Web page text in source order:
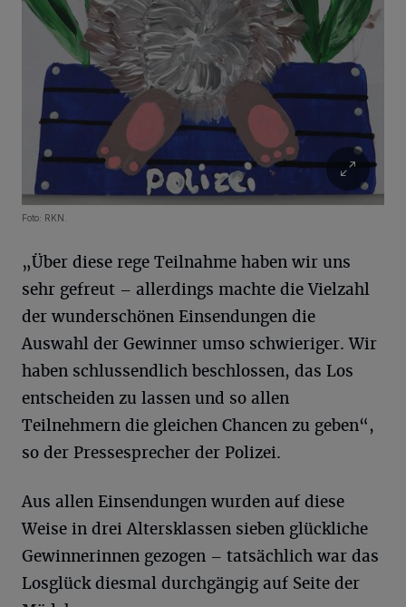
Foto: RKN.
„Über diese rege Teilnahme haben wir uns
sehr gefreut – allerdings machte die Vielzahl
der wunderschönen Einsendungen die
Auswahl der Gewinner umso schwieriger. Wir
haben schlussendlich beschlossen, das Los
entscheiden zu lassen und so allen
Teilnehmern die gleichen Chancen zu geben“,
so der Pressesprecher der Polizei.
Aus allen Einsendungen wurden auf diese
Weise in drei Altersklassen sieben glückliche
Gewinnerinnen gezogen – tatsächlich war das
Losglück diesmal durchgängig auf Seite der